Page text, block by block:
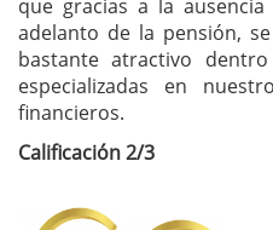
que gracias a la
adelanto de la pensión,
bastante atractivo
especializadas en
financieros.
Calificación 2/3